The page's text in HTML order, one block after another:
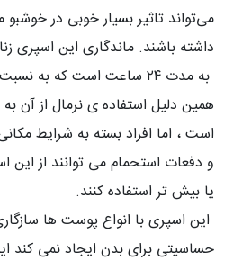
می‌تواند تاثیر بسیار خوبی در
داشته باشند. ماندگاری این اسپری
به مدت ۲۴ ساعت است که به نسبت
همین دلیل استفاده ی نرمال از آن
است ، اما افراد بسته به شرایط
و دفعات استحمام می توانند از
یا بیش تر استفاده کنند.
این اسپری با انواع پوست ها
حساسیتی برای بدن ایجاد نمی کند